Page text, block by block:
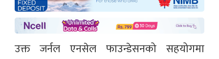
उक्त जर्नल एनसेल फाउन्डेसनको सहयोगमा